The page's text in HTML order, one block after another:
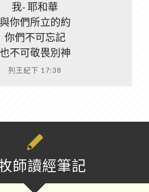
我- 耶和華
與你們所立的約
你們不可忘記
也不可敬畏別神
列王紀下 17:38
師讀經筆記